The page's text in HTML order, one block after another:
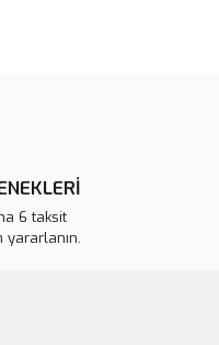
6 taksit
yararlanın.